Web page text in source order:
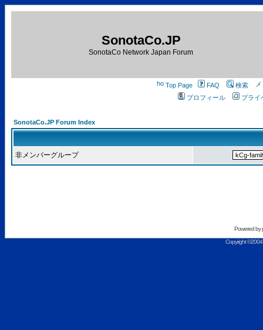
SonotaCo.JP
SonotaCo Network Japan Forum
Top Page FAQ
検索
プロフィール
プライ
SonotaCo.JP Forum Index
非メンバーグループ
Powered by
Copyright ©2004